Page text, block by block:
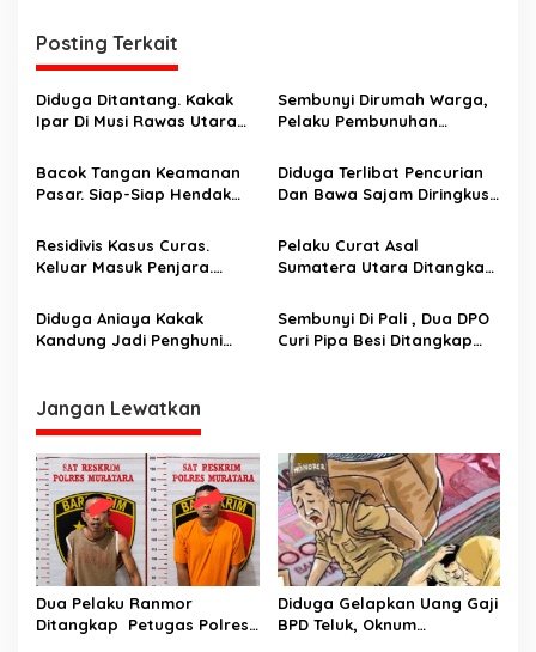
g
a
s
i
p
o
s
Posting Terkait
Diduga Ditantang. Kakak
Ipar Di Musi Rawas Utara
Oleh Adik Ipar. Pelaku
Ditangkap Di Ogan Ilir
Sembunyi Dirumah Warga,
Pelaku Pembunuhan
Ditangkap
Bacok Tangan Keamanan
Pasar. Siap-Siap Hendak
Tim Macan Linggau
Diduga Terlibat Pencurian
Dan Bawa Sajam Diringkus
Residivis Kasus Curas.
Keluar Masuk Penjara.
Rawas Ilir
Pelaku Curat Asal
Sumatera Utara Ditangkap
Linggau Barat
Diduga Aniaya Kakak
Kandung Jadi Penghuni
Sembunyi Di Pali , Dua DPO
Curi Pipa Besi Ditangkap
Jangan Lewatkan
Dua Pelaku Ranmor
Ditangkap Petugas Polres
Diduga Gelapkan Uang Gaji
BPD Teluk, Oknum